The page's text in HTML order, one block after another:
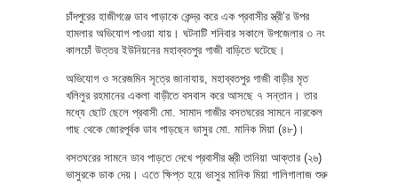
চাঁদপুরের হাজীগঞ্জে ডাব পাড়াকে কেন্দ্র করে এক প্রবাসীর স্ত্রী’র উপর
হামলার অভিযোগ পাওয়া যায়। ঘটনাটি শনিবার সকালে উপজেলার ৩ নং
কালচোঁ উত্তর ইউনিয়নের মহাব্বতপুর গাজী বাড়িতে ঘটেছে।
অভিযোগ ও সরেজমিন সৃত্রে জানাযায়, মহাব্বতপুর গাজী বাড়ীর মৃত
খলিলুর রহমানের একলা বাড়ীতে বসবাস করে আসছে ৭ সন্তান। তার
মধ্যে ছোট ছেলে প্রবাসী মো. সামাদ গাজীর বসতঘরের সামনে নারকেল
গাছ থেকে জোরপূর্বক ডাব পাড়ছেন ভাসুর মো. মানিক মিয়া (৪৮)।
বসতঘরের সামনে ডাব পাড়তে দেখে প্রবাসীর স্ত্রী তানিয়া আক্তার (২৬)
ভাসুরকে ডাক দেয়। এতে ক্ষিপ্ত হয়ে ভাসুর মানিক মিয়া গালিগালাজ শুরু